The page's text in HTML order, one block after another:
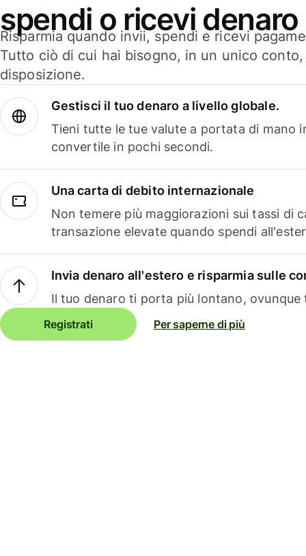
spendi o ricevi denaro
Risparmia quando invii, spendi e ricevi
Tutto ciò di cui hai bisogno, in un unico
disposizione.
Gestisci il tuo denaro a livello globale.
Tieni tutte le tue valute a portata di mano
convertile in pochi secondi.
Una carta di debito internazionale
Non temere più maggiorazioni sui tassi di
transazione elevate quando spendi
Invia denaro all'estero e risparmia sulle
Il tuo denaro ti porta più lontano, ovunque
Registrati Per saperne di più